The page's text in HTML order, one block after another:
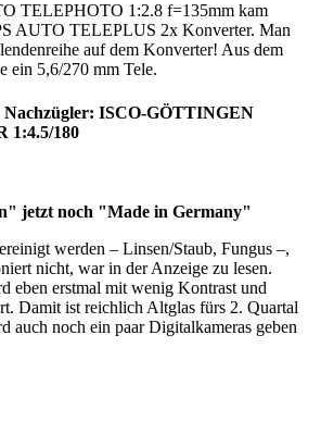
TELEPHOTO 1:2.8 f=135mm kam
AUTO TELEPLUS 2x Konverter. Man
auf dem Konverter! Aus dem
ein 5,6/270 mm Tele.
Nachzügler: ISCO-GÖTTINGEN
1:4.5/180
jetzt noch "Made in Germany"
werden – Linsen/Staub, Fungus –,
nicht, war in der Anzeige zu lesen.
eben erstmal mit wenig Kontrast und
Damit ist reichlich Altglas fürs 2. Quartal
auch noch ein paar Digitalkameras geben